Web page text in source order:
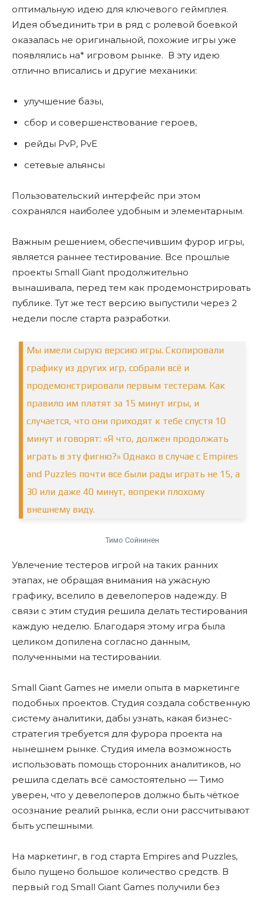
оптимальную идею для ключевого геймплея.
Идея объединить три в ряд с ролевой боевкой
оказалась не оригинальной, похожие игры уже
появлялись на* игровом рынке. В эту идею
отлично вписались и другие механики:
улучшение базы,
сбор и совершенствование героев,
рейды PvP, PvE
сетевые альянсы
Пользовательский интерфейс при этом
сохранялся наиболее удобным и элементарным.
Важным решением, обеспечившим фурор игры,
является раннее тестирование. Все прошлые
проекты Small Giant продолжительно
вынашивала, перед тем как продемонстрировать
публике. Тут же тест версию выпустили через 2
недели после старта разработки.
Мы имели сырую версию игры. Скопировали
графику из других игр, собрали всё и
продемонстрировали первым тестерам. Как
правило им платят за 15 минут игры, и
случается, что они приходят к тебе спустя 10
минут и говорят: «Я что, должен продолжать
играть в эту фигню?» Однако в случае с Empires
and Puzzles почти все были рады играть не 15, а
30 или даже 40 минут, вопреки плохому
внешнему виду.
Тимо Сойнинен
Увлечение тестеров игрой на таких ранних
этапах, не обращая внимания на ужасную
графику, вселило в девелоперов надежду. В
связи с этим студия решила делать тестирования
каждую неделю. Благодаря этому игра была
целиком допилена согласно данным,
полученными на тестировании.
Small Giant Games не имели опыта в маркетинге
подобных проектов. Студия создала собственную
систему аналитики, дабы узнать, какая бизнес-
стратегия требуется для фурора проекта на
нынешнем рынке. Студия имела возможность
использовать помощь сторонних аналитиков, но
решила сделать всё самостоятельно — Тимо
уверен, что у девелоперов должно быть чёткое
осознание реалий рынка, если они рассчитывают
быть успешными.
На маркетинг, в год старта Empires and Puzzles,
было пущено большое количество средств. В
первый год Small Giant Games получили без